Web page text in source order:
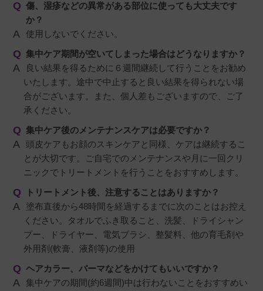
傷、湿疹などの異常がある部位に使っても大丈夫です
か？
使用しないでください。
集中ケア期間が空いてしまった場合はどうなりますか？
良い結果を得るために６週間継続して行うことをお勧め
いたします。途中で中止すると良い結果を得られない場
合がございます。また、個人差もございますので、ご了
承ください。
集中ケア後のメンテナンスケアは必要ですか？
頭皮ケアもお顔のスキンケアと同様、ケアは継続するこ
とが大切です。ご自宅でのメンテナンスや月に一回クリ
ニックでトリートメントを行うことをおすすめします。
トリートメント後、注意することはありますか？
塗布直後から48時間を経過するまでに次のことはお控え
ください。タオルでふき取ること、洗髪、ドライシャン
プー、ドライヤー、電気ブラシ、整髪料、他の育毛剤や
外用剤(軟膏、液剤等)の使用
ヘアカラー、パーマなどをかけてもいいですか？
集中ケアの期間(約6週間)中は行わないことをおすすめい